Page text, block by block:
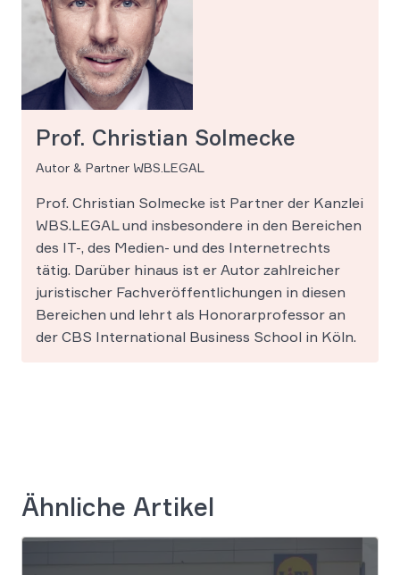
Prof. Christian Solmecke
Autor & Partner WBS.LEGAL
Prof. Christian Solmecke ist Partner der Kanzlei
WBS.LEGAL und insbesondere in den Bereichen
des IT-, des Medien- und des Internetrechts
tätig. Darüber hinaus ist er Autor zahlreicher
juristischer Fachveröffentlichungen in diesen
Bereichen und lehrt als Honorarprofessor an
der CBS International Business School in Köln.
Ähnliche Artikel